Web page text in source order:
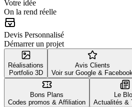
Votre idée
On la rend réelle
Devis Personnalisé
Démarrer un projet
Réalisations
Portfolio 3D
Avis Clients
Voir sur Google &
Bons Plans
Codes promos & Affiliation
Le
Actualités &